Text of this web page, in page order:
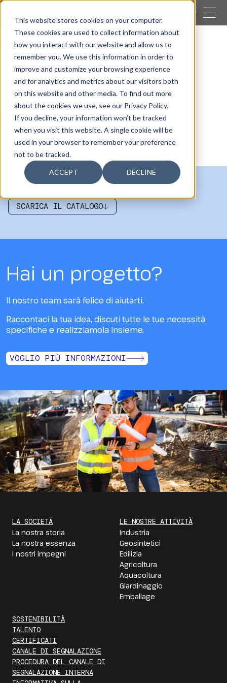
This website stores cookies on your computer.
These cookies are used to collect information about
how you interact with our website and allow us to
remember you. We use this information in order to
improve and customize your browsing experience
and for analytics and metrics about our visitors both
on this website and other media. To find out more
about the cookies we use, see our Privacy Policy.
If you decline, your information won’t be tracked
when you visit this website. A single cookie will be
used in your browser to remember your preference
not to be tracked.
ACCEPT DECLINE
CERCARE
VICINO
Le nostre attività Edilizia
Drenaggio e Geotessile
Drenaggio e
Geotessile
SCARICA IL CATALOGO
Hai un progetto?
Il nostro team sarà felice di aiutarti.
Raccontaci la tua idea, discuti tutte le tue necessità
specifiche e realizziamola insieme.
VOGLIO PIÙ INFORMAZIONI
LA SOCIETÀ
La nostra storia
La nostra essenza
I nostri impegni
LE NOSTRE ATTIVITÀ
Industria
Geosintetici
Edilizia
Agricoltura
Aquacoltura
Giardinaggio
Emballage
SOSTENIBILITÀ
TALENTO
CERTIFICATI
CANALE DI SEGNALAZIONE
PROCEDURA DEL CANALE DI
SEGNALAZIONE INTERNA